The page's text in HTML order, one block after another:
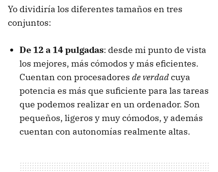
Yo dividiría los diferentes tamaños en tres
conjuntos:
De 12 a 14 pulgadas: desde mi punto de vista
los mejores, más cómodos y más eficientes.
Cuentan con procesadores de verdadcuya
potencia es más que suficiente para las tareas
que podemos realizar en un ordenador. Son
pequeños, ligeros y muy cómodos, y además
cuentan con autonomías realmente altas.